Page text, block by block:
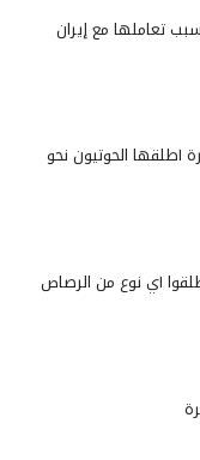
تعاملها مع إيران
أطلقها الحوثيون نحو
أي نوع من الرصاص